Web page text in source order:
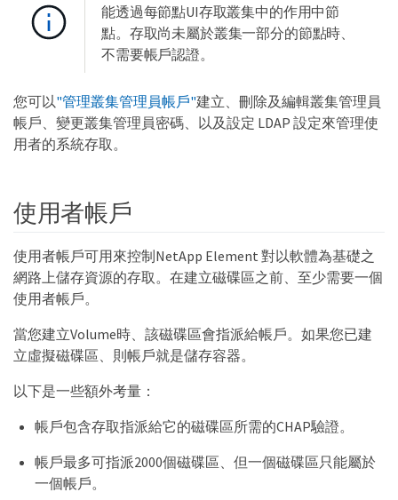
能透過每節點UI存取叢集中的作用中節
點。存取尚未屬於叢集一部分的節點時、
不需要帳戶認證。
您可以"管理叢集管理員帳戶"建立、刪除及編輯叢集管理員
帳戶、變更叢集管理員密碼、以及設定 LDAP 設定來管理使
用者的系統存取。
使用者帳戶
使用者帳戶可用來控制NetApp Element 對以軟體為基礎之
網路上儲存資源的存取。在建立磁碟區之前、至少需要一個
使用者帳戶。
當您建立Volume時、該磁碟區會指派給帳戶。如果您已建
立虛擬磁碟區、則帳戶就是儲存容器。
以下是一些額外考量：
帳戶包含存取指派給它的磁碟區所需的CHAP驗證。
帳戶最多可指派2000個磁碟區、但一個磁碟區只能屬於
一個帳戶。